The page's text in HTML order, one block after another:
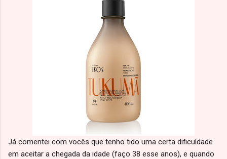
Já comentei com vocês que tenho tido uma certa dificuldade
em aceitar a chegada da idade (faço 38 esse anos), e quando